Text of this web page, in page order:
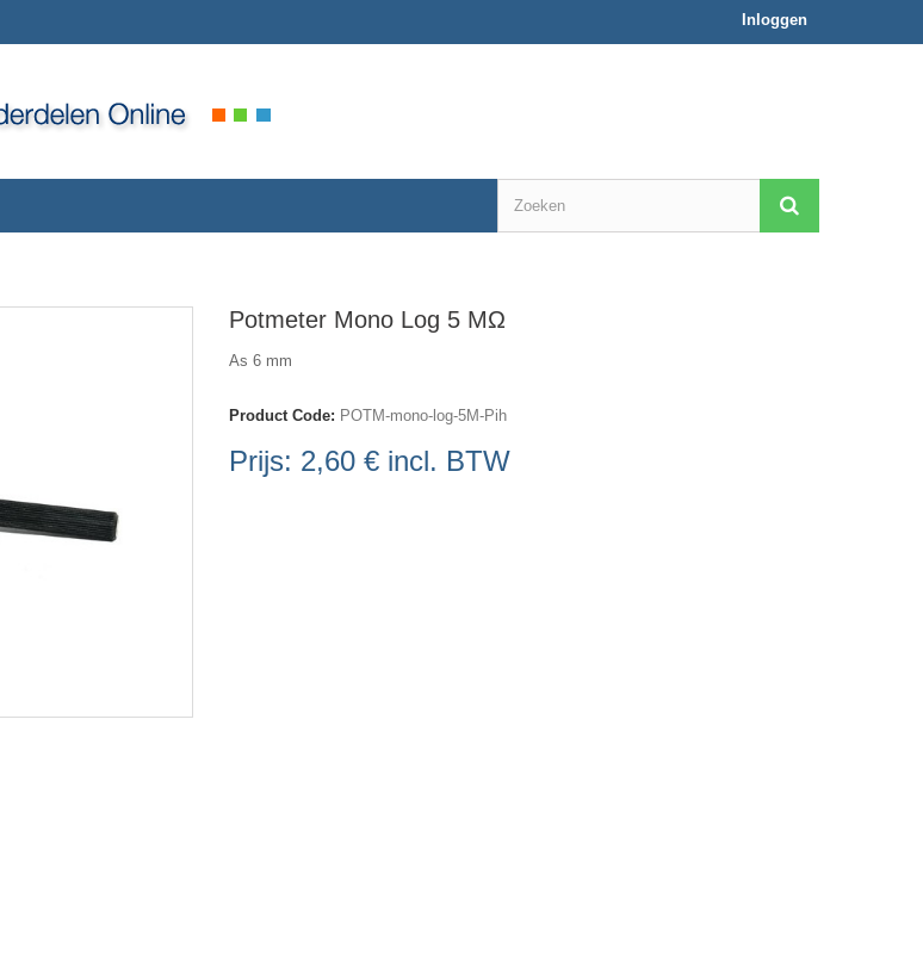
Inloggen
Potmeter Mono Log 5 MΩ
As 6 mm
Product Code: POTM-mono-log-5M-Pih
Prijs: 2,60 € incl. BTW